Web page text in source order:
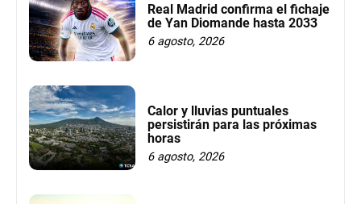
Real Madrid confirma el fichaje
de Yan Diomande hasta 2033
6 agosto, 2026
Calor y lluvias puntuales
persistirán para las próximas
horas
6 agosto, 2026